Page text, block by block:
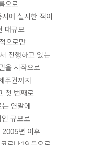
으로
에 실시한 적이
대규모
으로만
진행하고 있는
을 시작으로
주권까지
첫 번째로
연말에
규모로
2005년 이후